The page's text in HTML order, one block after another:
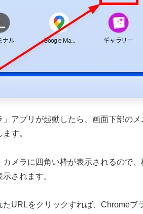
」アプリが起動したら、画面下部の
す。
カメラに四角い枠が表示されるので
示されます。
たURLをクリックすれば、Chromeブ